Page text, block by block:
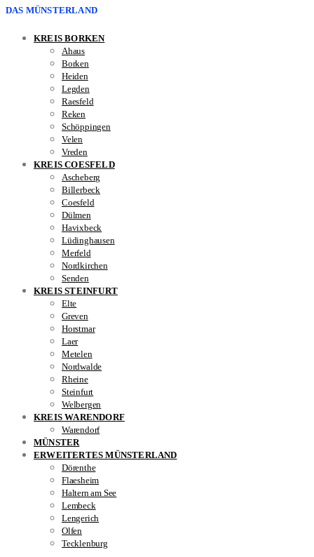
DAS MÜNSTERLAND
KREIS BORKEN
Ahaus
Borken
Heiden
Legden
Raesfeld
Reken
Schöppingen
Velen
Vreden
KREIS COESFELD
Ascheberg
Billerbeck
Coesfeld
Dülmen
Havixbeck
Lüdinghausen
Merfeld
Nordkirchen
Senden
KREIS STEINFURT
Elte
Greven
Horstmar
Laer
Metelen
Nordwalde
Rheine
Steinfurt
Welbergen
KREIS WARENDORF
Warendorf
MÜNSTER
ERWEITERTES MÜNSTERLAND
Dörenthe
Flaesheim
Haltern am See
Lembeck
Lengerich
Olfen
Tecklenburg